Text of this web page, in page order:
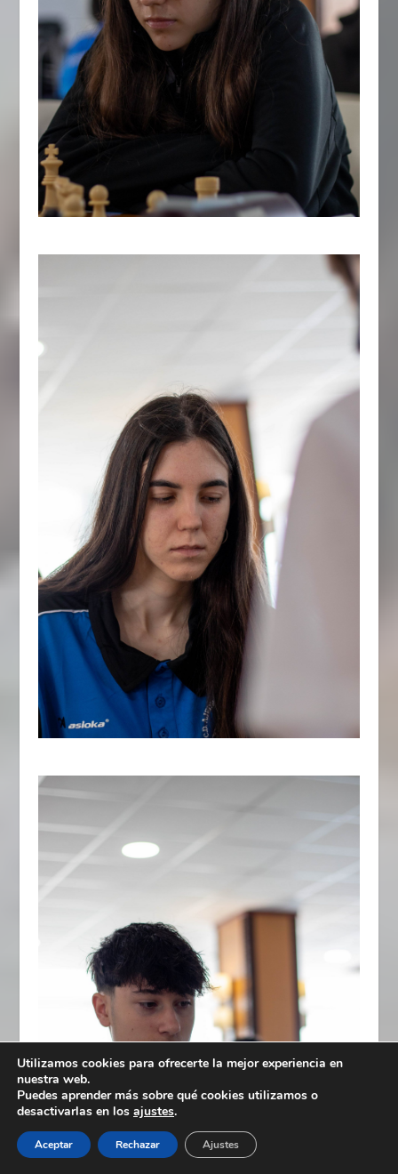
Utilizamos cookies para ofrecerte la mejor experiencia en
nuestra web.
Puedes aprender más sobre qué cookies utilizamos o
desactivarlas en los ajustes.
Aceptar Rechazar Ajustes